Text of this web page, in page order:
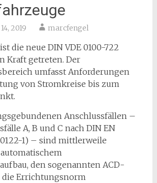
2019 marcfengel
die neue DIN VDE 0100-722
Kraft getreten. Der
umfasst Anforderungen
von Stromkreise bis zum
Anschlussfällen –
A, B und C nach DIN EN
0122-1) – sind mittlerweile
den sogenannten ACD-
die Errichtungsnorm